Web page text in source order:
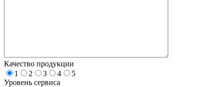
Качество продукции
1
2 3 4
5
Уровень сервиса